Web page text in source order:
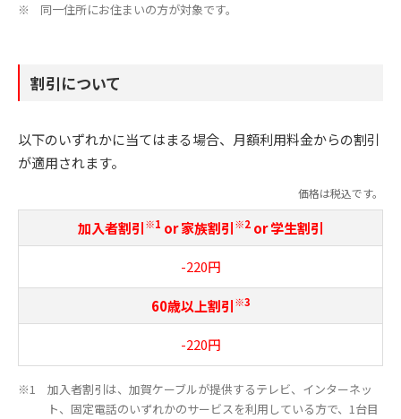
同一住所にお住まいの方が対象です。
割引について
以下のいずれかに当てはまる場合、月額利用料金からの割引
が適用されます。
価格は税込です。
加入者割引※1 or 家族割引※2or 学生割引
-220円
60歳以上割引※3
-220円
加入者割引は、加賀ケーブルが提供するテレビ、インターネッ
ト、固定電話のいずれかのサービスを利用している方で、1台目